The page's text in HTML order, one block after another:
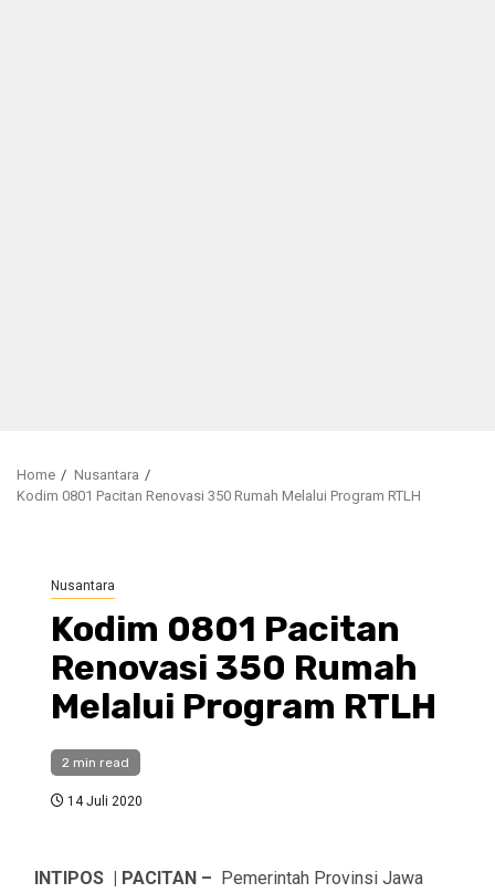
Home
Nusantara
Kodim 0801 Pacitan Renovasi 350 Rumah Melalui Program RTLH
Nusantara
Kodim 0801 Pacitan
Renovasi 350 Rumah
Melalui Program RTLH
2 min read
14 Juli 2020
INTIPOS | PACITAN –
Pemerintah Provinsi Jawa